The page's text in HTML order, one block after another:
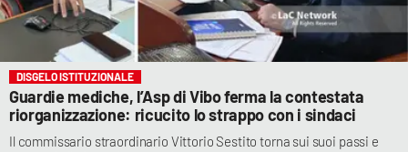
DISGELO ISTITUZIONALE
Guardie mediche, l’Asp di Vibo ferma la contestata
riorganizzazione: ricucito lo strappo con i sindaci
Il commissario straordinario Vittorio Sestito torna sui suoi passi e